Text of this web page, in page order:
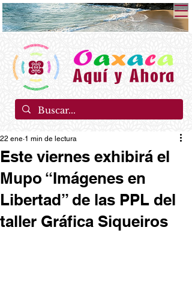
Este viernes exhibirá el
Mupo “Imágenes en
Libertad” de las PPL del
taller Gráfica Siqueiros
22 ene 1 min de lectura